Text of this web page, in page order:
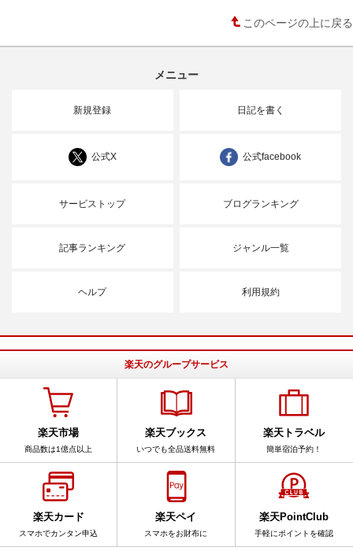
このページの上に戻る
メニュー
新規登録 日記を書く
公式X 公式facebook
サービストップ ブログランキング
記事ランキング ジャンル一覧
ヘルプ 利用規約
楽天のグループサービス
楽天市場
商品数は1億点以上
楽天ブックス
いつでも全品送料無料
楽天トラベル
簡単宿泊予約！
楽天カード
スマホでカンタン申込
楽天ペイ
スマホをお財布に
楽天PointClub
手軽にポイントを確認